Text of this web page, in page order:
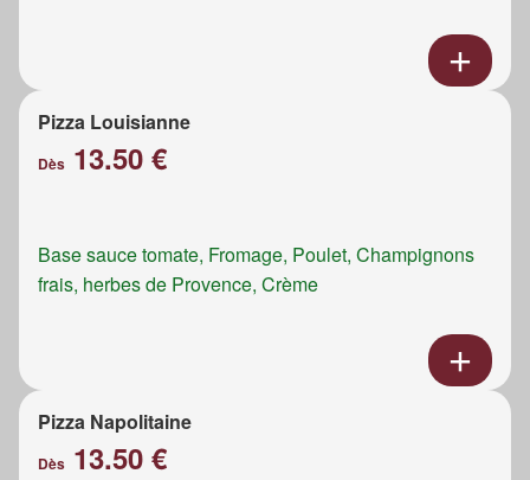
Pizza Louisianne
Dès 13.50 €
Base sauce tomate, Fromage, Poulet, Champignons
frais, herbes de Provence, Crème
Pizza Napolitaine
Dès 13.50 €